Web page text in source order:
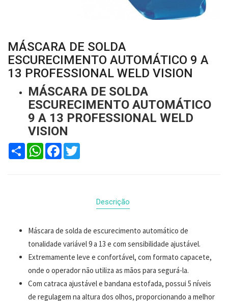
MÁSCARA DE SOLDA
ESCURECIMENTO AUTOMÁTICO 9 A
13 PROFESSIONAL WELD VISION
MÁSCARA DE SOLDA
ESCURECIMENTO AUTOMÁTICO
9 A 13 PROFESSIONAL WELD
VISION
Compartilhar
WhatsAppFacebook
Twitter
Descrição
Máscara de solda de escurecimento automático de
tonalidade variável 9 a 13 e com sensibilidade ajustável.
Extremamente leve e confortável, com formato capacete,
onde o operador não utiliza as mãos para segurá-la.
Com catraca ajustável e bandana estofada, possui 5 níveis
de regulagem na altura dos olhos, proporcionando a melhor